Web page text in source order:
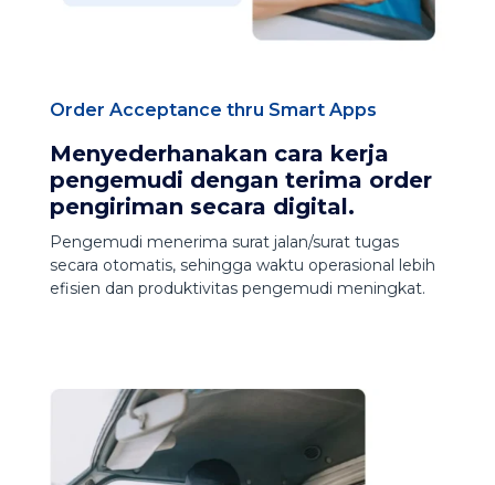
Order Acceptance thru Smart Apps​
Menyederhanakan cara kerja
pengemudi dengan terima order
pengiriman secara digital.
Pengemudi menerima surat jalan/surat tugas
secara otomatis, sehingga waktu operasional lebih
efisien dan produktivitas pengemudi meningkat.